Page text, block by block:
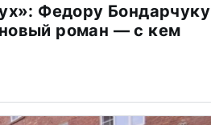
Федору Бондарчуку
роман — с кем